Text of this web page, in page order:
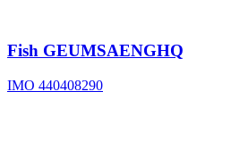
Fish GEUMSAENGHQ
IMO 440408290